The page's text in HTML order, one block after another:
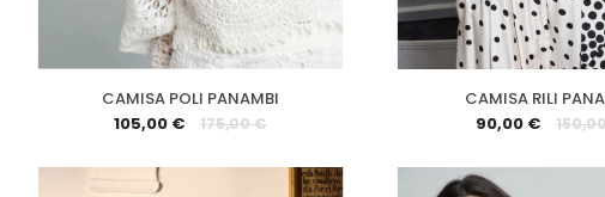
CAMISA POLI PANAMBI
105,00 €
175,00 €
CAMISA RILI
90,00 €